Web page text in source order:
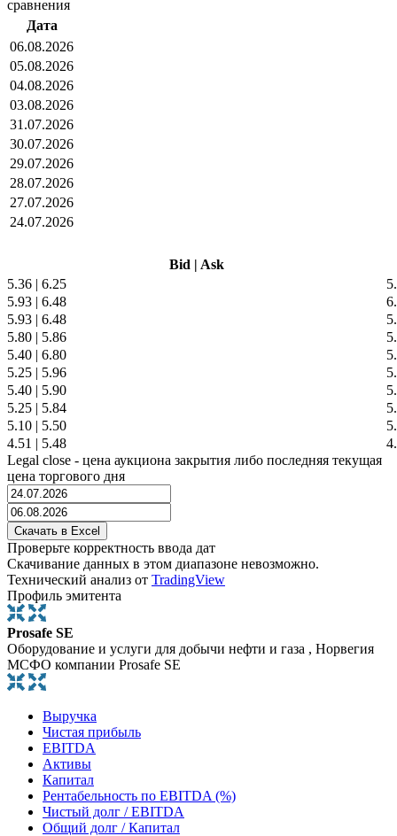
сравнения
Дата
06.08.2026
05.08.2026
04.08.2026
03.08.2026
31.07.2026
30.07.2026
29.07.2026
28.07.2026
27.07.2026
24.07.2026
Bid | Ask
5.36 | 6.25
5.93 | 6.48
5.93 | 6.48
5.80 | 5.86
5.40 | 6.80
5.25 | 5.96
5.40 | 5.90
5.25 | 5.84
5.10 | 5.50
4.51 | 5.48
Legal close - цена аукциона закрытия либо последняя текущая
цена торгового дня
Проверьте корректность ввода дат
Скачивание данных в этом диапазоне невозможно.
Технический анализ от TradingView
Профиль эмитента
Prosafe SE
Оборудование и услуги для добычи нефти и газа , Норвегия
МСФО компании Prosafe SE
Выручка
Чистая прибыль
EBITDA
Активы
Капитал
Рентабельность по EBITDA (%)
Чистый долг / EBITDA
Общий долг / Капитал